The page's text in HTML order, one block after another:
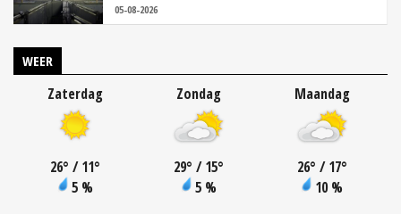
05-08-2026
WEER
Zaterdag
26° / 11°
5 %
Zondag
29° / 15°
5 %
Maandag
26° / 17°
10 %